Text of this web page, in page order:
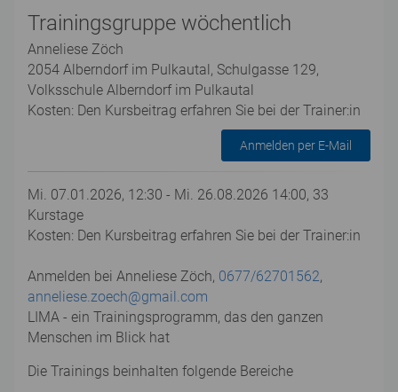
Trainingsgruppe wöchentlich
Anneliese Zöch
2054 Alberndorf im Pulkautal, Schulgasse 129,
Volksschule Alberndorf im Pulkautal
Kosten: Den Kursbeitrag erfahren Sie bei der Trainer:in
Anmelden per E-Mail
Mi. 07.01.2026, 12:30 - Mi. 26.08.2026 14:00, 33
Kurstage
Kosten: Den Kursbeitrag erfahren Sie bei der Trainer:in
Anmelden bei Anneliese Zöch, 0677/62701562,
anneliese.zoech@gmail.com
LIMA - ein Trainingsprogramm, das den ganzen
Menschen im Blick hat
Die Trainings beinhalten folgende Bereiche